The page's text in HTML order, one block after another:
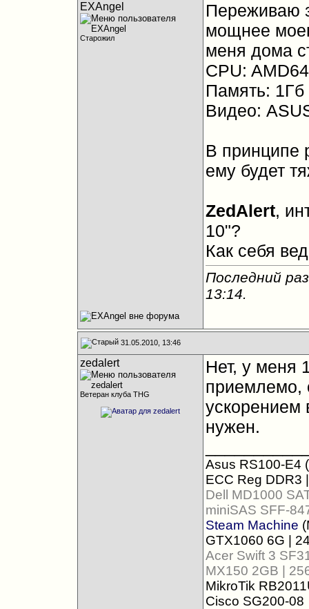
EXAngel
Старожил
Переживаю
мощнее
меня дома
CPU:
Память: 1Гб
Видео:
В принципе
ему будет
ZedAlert,
10"?
Как себя
Последний
13:14.
31.05.2010, 13:46
zedalert
Ветеран клуба THG
Нет, у меня
приемлемо,
ускорением
нужен.
Asus RS100-E4
ECC Reg DDR3
Dell MD1000
miniSAS SFF-
Steam Machine
GTX1060 6G |
Acer Swift 3
MX150 2GB |
MikroTik
Cisco SG200-08